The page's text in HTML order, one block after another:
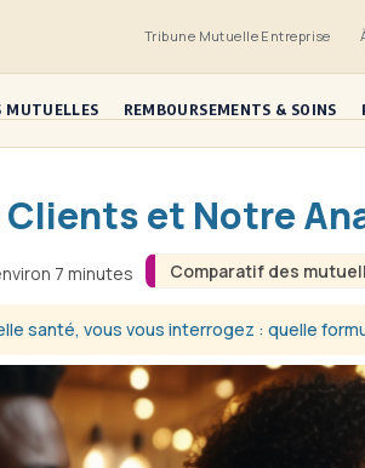
Tribune Mutuelle Entreprise
MUTUELLES REMBOURSEMENTS & SOINS
Comparatif des
et Notre
7 minutes
santé, vous vous interrogez : quelle